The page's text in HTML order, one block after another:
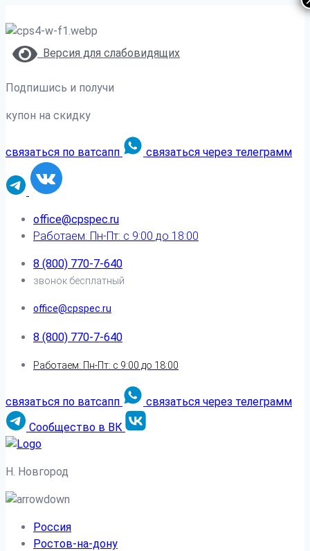
Версия для слабовидящих
Подпишись и получи
купон на скидку
связаться по ватсапп связаться через телеграмм
office@cpspec.ru
Работаем: Пн-Пт: с 9:00 до 18:00
8 (800) 770-7-640
звонок бесплатный
office@cpspec.ru
8 (800) 770-7-640
Работаем: Пн-Пт: с 9:00 до 18:00
связаться по ватсапп
связаться через телеграмм
Сообщество в ВК
Н. Новгород
Россия
Ростов-на-дону